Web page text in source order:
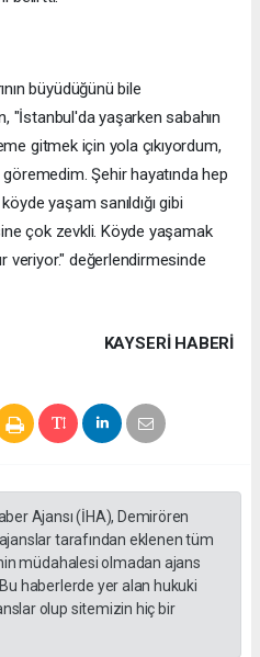
büyüdüğünü bile
"İstanbul'da yaşarken sabahın
gitmek için yola çıkıyordum,
Şehir hayatında hep
yaşam sanıldığı gibi
çok zevkli. Köyde yaşamak
veriyor." değerlendirmesinde
KAYSERI HABERİ
Ajansı (İHA), Demirören
tarafından eklenen tüm
müdahalesi olmadan ajans
haberlerde yer alan hukuki
olup sitemizin hiç bir